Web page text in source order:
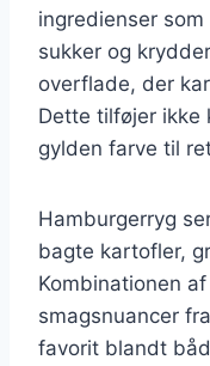
ingredienser
sukker og
overflade, der
Dette tilføjer ikke
gylden farve til
Hamburgerryg
bagte kartofler,
Kombinationen
smagsnuancer
favorit blandt